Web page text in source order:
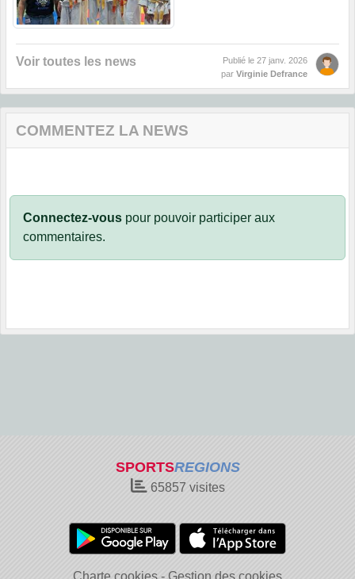
Voir toutes les news Publié le 27 janv. 2026
par Virginie Defrance
COMMENTEZ LA NEWS
Connectez-vous pour pouvoir participer aux
commentaires.
SPORTSREGIONS
65857 visites
Charte cookies Gestion des cookies